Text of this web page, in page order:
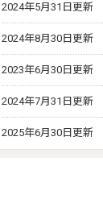
2024年5月31日更新
2024年8月30日更新
2023年6月30日更新
2024年7月31日更新
2025年6月30日更新